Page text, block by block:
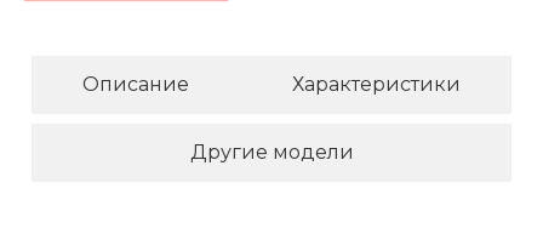
Описание Характеристики
Другие модели